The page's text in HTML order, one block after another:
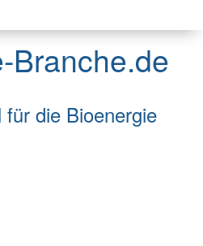
Branche.de
die Bioenergie